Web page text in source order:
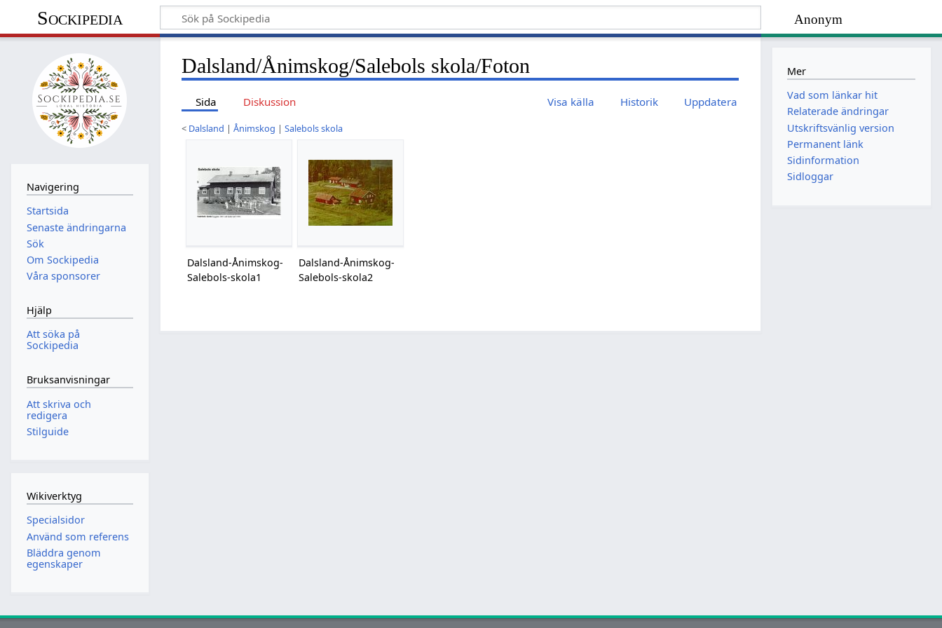
Anonym
Sockipedia
Dalsland/Ånimskog/Salebols skola/Foton
Sida Diskussion Visa källa Historik Uppdatera
< Dalsland |Ånimskog |Salebols skola
Dalsland-Ånimskog-
Salebols-skola1
Dalsland-Ånimskog-
Salebols-skola2
Navigering
Startsida
Senaste ändringarna
Sök
Om Sockipedia
Våra sponsorer
Hjälp
Att söka på
Sockipedia
Bruksanvisningar
Att skriva och
redigera
Stilguide
Wikiverktyg
Specialsidor
Använd som referens
Bläddra genom
egenskaper
Mer
Vad som länkar hit
Relaterade ändringar
Utskriftsvänlig version
Permanent länk
Sidinformation
Sidloggar